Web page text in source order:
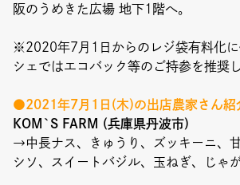
Paper
Event
Umekiki木曜マルシェ
限定フェア
阪のうめきた広場 地下1階へ。
※2020年7月1日からのレジ袋有料化
シェではエコバック等のご持参を推奨
●2021年7月1日(木)の出店農家さん紹
KOM`S FARM (兵庫県丹波市)
→中長ナス、きゅうり、ズッキーニ、
シソ、スイートバジル、玉ねぎ、じゃ